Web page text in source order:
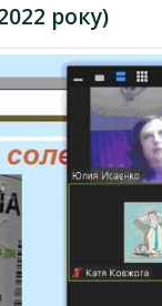
року)